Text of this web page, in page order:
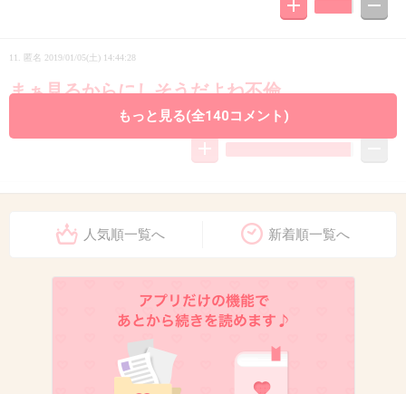
11. 匿名 2019/01/05(土) 14:44:28
まぁ見るからにしそうだよね不倫
+530
のぶはあかん！
2019/01/05(土) 14:44:53
韓国式の土下座してたけど、純日本人なの？
もっと見る(全140コメント)
人気順一覧へ 新着順一覧へ